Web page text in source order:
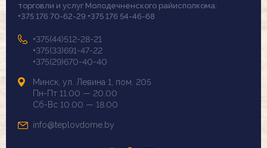
торговли и услуг Молодечненского райисполкома:
+375 176 70-62-29 +375 176 54-46-68
+375(44)512-28-21
+375(33)691-47-22
+375(29)670-40-40
Минск, ул. Левина 1, пом. 205
Пн-Пт 11.00 — 20.00
Сб-Вс 10.00 — 18.00
info@teplovdome.by